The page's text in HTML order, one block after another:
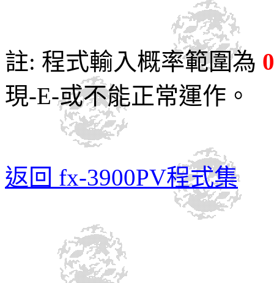
註: 程式輸入概率範圍為
現-E-或不能正常運作。
返回 fx-3900PV程式集